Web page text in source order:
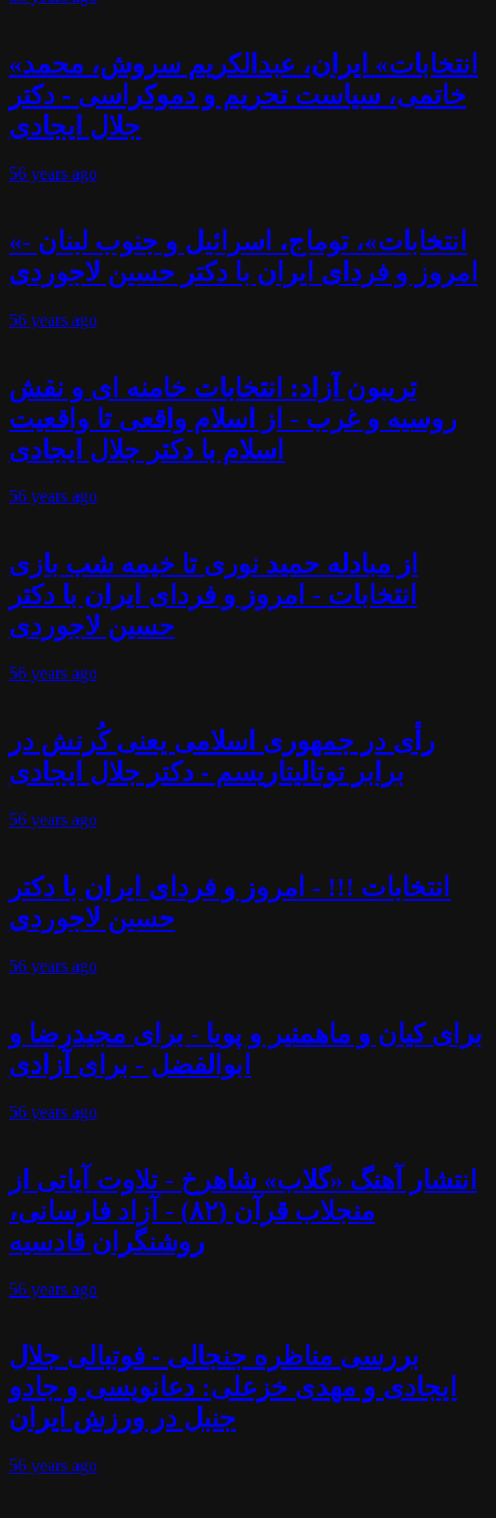
«انتخابات» ایران، عبدالکریم سروش، محمد
خاتمی، سیاست تحریم و دموکراسی - دکتر
جلال ایجادی
56 years ago
«انتخابات»، توماج، اسرائیل و جنوب لبنان -
امروز و فردای ایران با دکتر حسین لاجوردی
56 years ago
تریبون آزاد: انتخابات خامنه ای و نقش
روسیه و غرب - از اسلام واقعی تا واقعیت
اسلام با دکتر جلال ایجادی
56 years ago
از مبادله حمید نوری تا خیمه شب بازی
انتخابات - امروز و فردای ایران با دکتر
حسین لاجوردی
56 years ago
رأی در جمهوری اسلامی یعنی کُرنش در
برابر توتالیتاریسم - دکتر جلال ایجادی
56 years ago
انتخابات !!! - امروز و فردای ایران با دکتر
حسین لاجوردی
56 years ago
برای کیان و ماهمنیر و پویا - برای مجیدرضا و
ابوالفضل - برای آزادی
56 years ago
انتشار آهنگ «گلاب» شاهرخ - تلاوت آیاتی از
منجلاب قرآن (۸۲) - آزاد فارسانی،
روشنگران قادسیه
56 years ago
بررسی مناظره جنجالی - فوتبالی جلال
ایجادی و مهدی خزعلی: دعانویسی و جادو
جنبل در ورزش ایران
56 years ago